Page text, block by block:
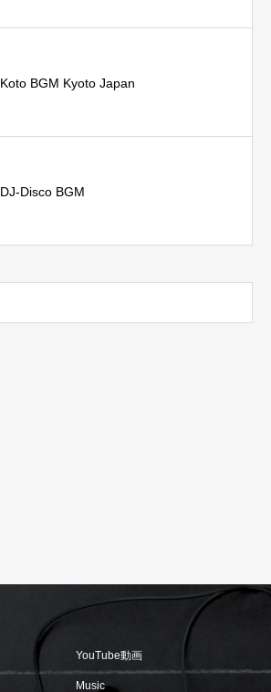
Koto BGM Kyoto Japan
DJ-Disco BGM
YouTube動画
Music